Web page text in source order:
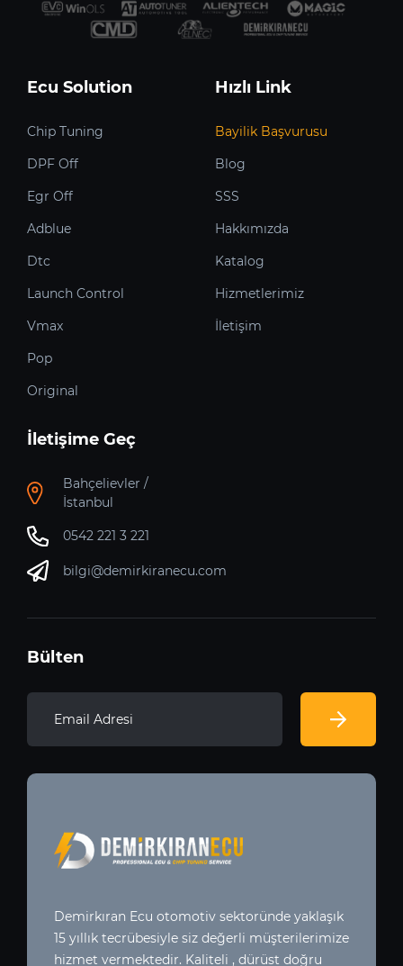
Ecu Solution
Chip Tuning
DPF Off
Egr Off
Adblue
Dtc
Launch Control
Vmax
Pop
Original
Hızlı Link
Bayilik Başvurusu
Blog
SSS
Hakkımızda
Katalog
Hizmetlerimiz
İletişim
İletişime Geç
Bahçelievler /
İstanbul
0542 221 3 221
bilgi@demirkiranecu.com
Bülten
Demirkıran Ecu otomotiv sektoründe yaklaşık
15 yıllık tecrübesiyle siz değerli müşterilerimize
hizmet vermektedir. Kaliteli , dürüst doğru